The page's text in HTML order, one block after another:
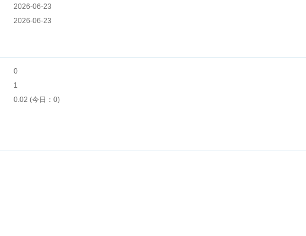
2026-06-23
2026-06-23
0
1
0.02 (今日：0)